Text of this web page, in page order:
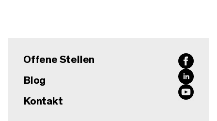
Offene Stellen
Blog
Kontakt